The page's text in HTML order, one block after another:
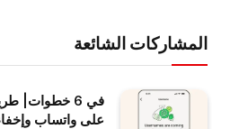
المشاركات الشائعة
في 6 خطوات|
على واتساب